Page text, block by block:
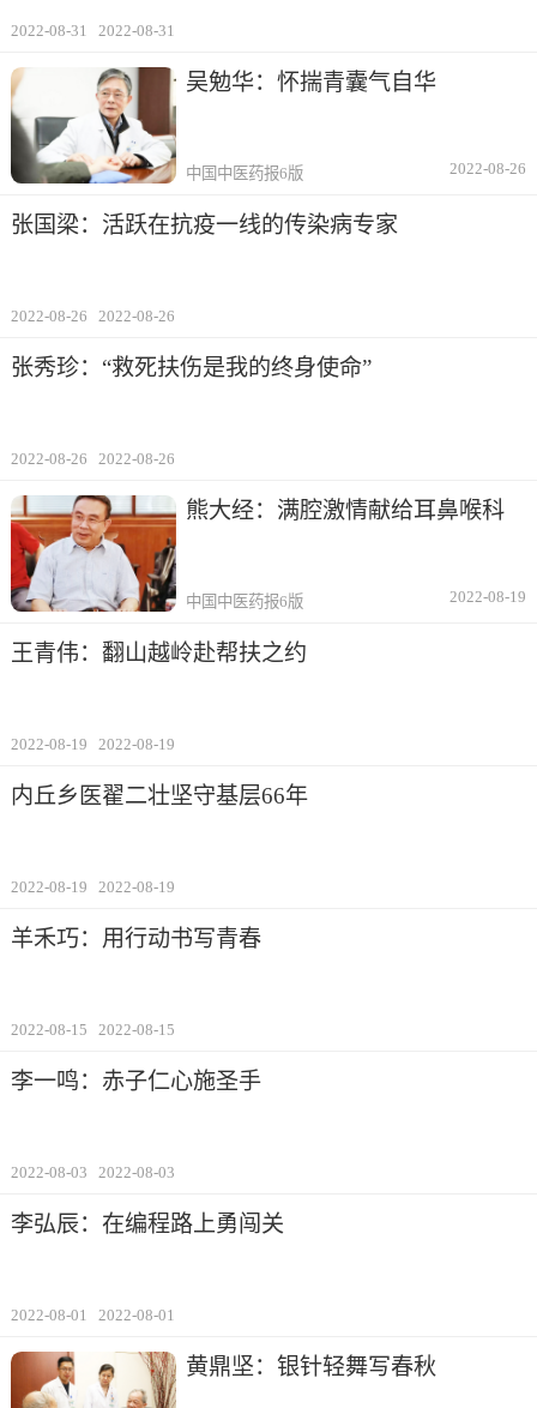
2022-08-31 2022-08-31
吴勉华：怀揣青囊气自华
中国中医药报6版 2022-08-26
张国梁：活跃在抗疫一线的传染病专家
2022-08-26 2022-08-26
张秀珍：“救死扶伤是我的终身使命”
2022-08-26 2022-08-26
熊大经：满腔激情献给耳鼻喉科
中国中医药报6版 2022-08-19
王青伟：翻山越岭赴帮扶之约
2022-08-19 2022-08-19
内丘乡医翟二壮坚守基层66年
2022-08-19 2022-08-19
羊禾巧：用行动书写青春
2022-08-15 2022-08-15
李一鸣：赤子仁心施圣手
2022-08-03 2022-08-03
李弘辰：在编程路上勇闯关
2022-08-01 2022-08-01
黄鼎坚：银针轻舞写春秋